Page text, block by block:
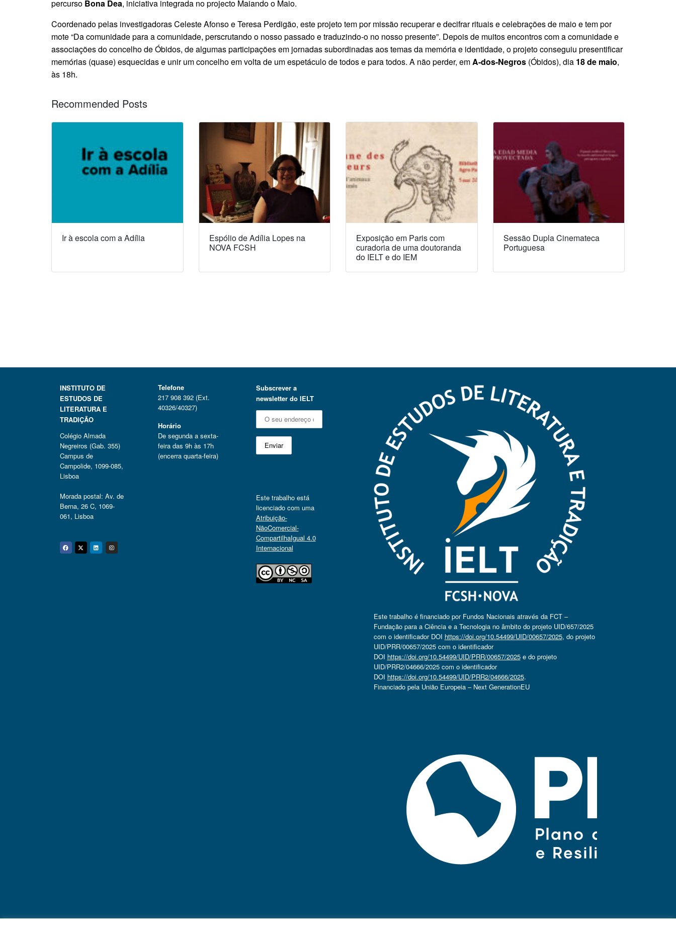
percurso Bona Dea, iniciativa integrada no projecto Maiando o Maio.
Coordenado pelas investigadoras Celeste Afonso e Teresa Perdigão, este projeto tem por missão recuperar e decifrar rituais e celebrações de maio e tem por
mote “Da comunidade para a comunidade, perscrutando o nosso passado e traduzindo-o no nosso presente”. Depois de muitos encontros com a comunidade e
associações do concelho de Óbidos, de algumas participações em jornadas subordinadas aos temas da memória e identidade, o projeto conseguiu presentificar
memórias (quase) esquecidas e unir um concelho em volta de um espetáculo de todos e para todos. A não perder, emA-dos-Negros (Óbidos), dia 18 de maio,
às 18h.
Recommended Posts
Ir à escola com a Adília
Espólio de Adília Lopes na
NOVA FCSH
Exposição em Paris com
curadoria de uma doutoranda
do IELT e do IEM
Sessão Dupla Cinemateca
Portuguesa
INSTITUTO DE
ESTUDOS DE
LITERATURA E
TRADIÇÃO
Colégio Almada
Negreiros (Gab. 355)
Campus de
Campolide, 1099-085,
Lisboa
Morada postal: Av. de
Berna, 26 C, 1069-
061, Lisboa
Facebook
Twitter
Linkedin
Instagram
Telefone
217 908 392 (Ext.
40326/40327)
Horário
De segunda a sexta-
feira das 9h às 17h
(encerra quarta-feira)
Subscrever a
newsletter do IELT
Este trabalho está
licenciado com uma
Atribuição-
NãoComercial-
CompartilhaIgual 4.0
Internacional
Este trabalho é financiado por Fundos Nacionais através da FCT –
Fundação para a Ciência e a Tecnologia no âmbito do projeto UID/657/2025
com o identificador DOI https://doi.org/10.54499/UID/00657/2025, do projeto
UID/PRR/00657/2025 com o identificador
DOI https://doi.org/10.54499/UID/PRR/00657/2025e do projeto
UID/PRR2/04666/2025 com o identificador
DOI https://doi.org/10.54499/UID/PRR2/04666/2025.
Financiado pela União Europeia – Next GenerationEU